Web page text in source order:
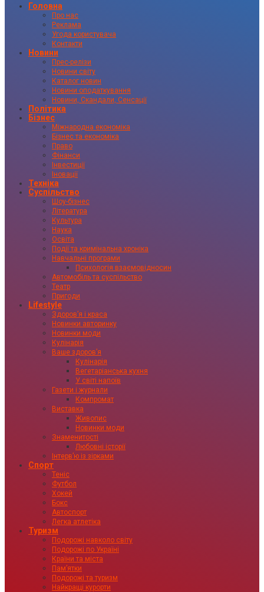
Головна
Про нас
Реклама
Угода користувача
Контакти
Новини
Прес-релізи
Новини світу
Каталог новин
Новини оподаткування
Новини, Скандали, Сенсації
Політика
Бізнес
Міжнародна економіка
Бізнес та економіка
Право
Фінанси
Інвестиції
Іновації
Техніка
Суспільство
Шоу-бізнес
Література
Культура
Наука
Освіта
Події та кримінальна хроніка
Навчальні програми
Психологія взаємовідносин
Автомобіль та суспільство
Театр
Пригоди
Lifestyle
Здоровʼя і краса
Новинки авторинку
Новинки моди
Кулінарія
Ваше здоровʼя
Кулінарія
Вегетаріанська кухня
У світі напоїв
Газети і журнали
Компромат
Виставка
Живопис
Новинки моди
Знаменитості
Любовні історії
Інтервʼю із зірками
Спорт
Теніс
Футбол
Хокей
Бокс
Автоспорт
Легка атлетіка
Туризм
Подорожі навколо світу
Подорожі по Україні
Країни та міста
Пам’ятки
Подорожі та туризм
Найкращі курорти